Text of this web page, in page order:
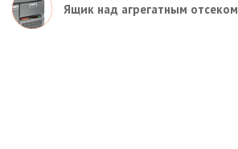
Ящик над агрегатным отсеком